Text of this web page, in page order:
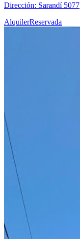
Dirección: Sarandí 5077
AlquilerReservada